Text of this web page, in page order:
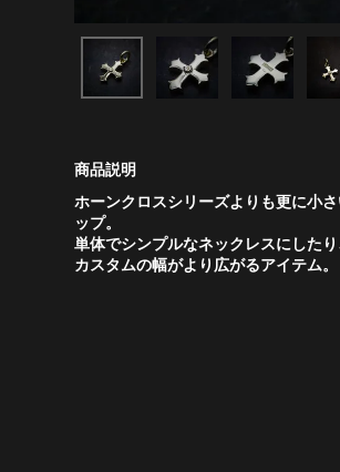
ホーンクロスシリーズよりも更に小
ップ。
単体でシンプルなネックレスにした
カスタムの幅がより広がるアイテム。